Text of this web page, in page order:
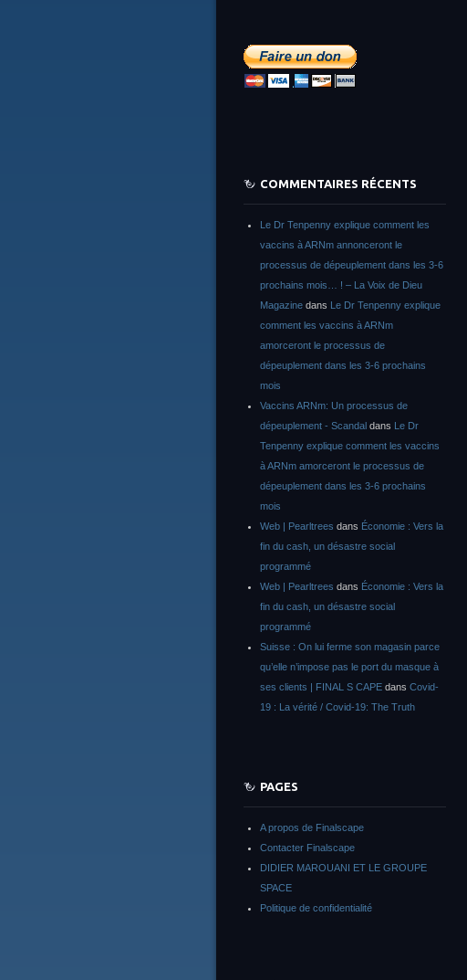
COMMENTAIRES RÉCENTS
Le Dr Tenpenny explique comment les
vaccins à ARNm annonceront le
processus de dépeuplement dans les 3-6
prochains mois… ! – La Voix de Dieu
Magazine dans Le Dr Tenpenny explique
comment les vaccins à ARNm
amorceront le processus de
dépeuplement dans les 3-6 prochains
mois
Vaccins ARNm: Un processus de
dépeuplement - Scandal dans Le Dr
Tenpenny explique comment les vaccins
à ARNm amorceront le processus de
dépeuplement dans les 3-6 prochains
mois
Web | Pearltrees dans Économie : Vers la
fin du cash, un désastre social
programmé
Web | Pearltrees dans Économie : Vers la
fin du cash, un désastre social
programmé
Suisse : On lui ferme son magasin parce
qu’elle n’impose pas le port du masque à
ses clients | FINAL S CAPE dans Covid-
19 : La vérité / Covid-19: The Truth
PAGES
A propos de Finalscape
Contacter Finalscape
DIDIER MAROUANI ET LE GROUPE
SPACE
Politique de confidentialité